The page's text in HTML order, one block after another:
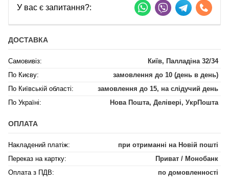
У вас є запитання?:
ДОСТАВКА
Самовивіз:
Київ, Палладіна 32/34
По Києву:
замовлення до 10 (день в день)
По Київській області:
замовлення до 15, на слідучий день
По Україні:
Нова Пошта, Делівері, УкрПошта
ОПЛАТА
Накладений платіж:
при отриманні на Новій пошті
Переказ на картку:
Приват / Монобанк
Оплата з ПДВ:
по домовленності